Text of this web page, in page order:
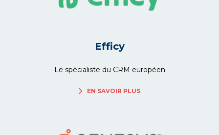
Efficy
Le spécialiste du CRM européen
EN SAVOIR PLUS